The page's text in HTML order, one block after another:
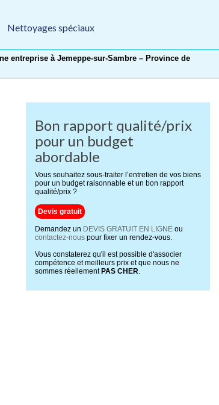
Nettoyages spéciaux
entreprise à Jemeppe-sur-Sambre – Province de
Bon rapport qualité/prix
pour un budget
abordable
Vous souhaitez sous-traiter l’entretien de vos biens
pour un budget raisonnable et un bon rapport
qualité/prix ?
Devis gratuit
Demandez un DEVIS GRATUIT EN LIGNE ou
contactez-nous pour fixer un rendez-vous.
Vous constaterez qu'il est possible d'associer
compétence et meilleurs prix et que nous ne
sommes réellement PAS CHER.